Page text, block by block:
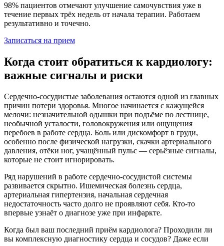
98% пациентов отмечают улучшение самочувствия уже в
течение первых трёх недель от начала терапии. Работаем
результативно и точечно.
Записаться на прием
Когда стоит обратиться к кардиологу:
важные сигналы и риски
Сердечно-сосудистые заболевания остаются одной из главных
причин потери здоровья. Многое начинается с кажущейся
мелочи: незначительной одышки при подъёме по лестнице,
необычной усталости, головокружения или ощущения
перебоев в работе сердца. Боль или дискомфорт в груди,
особенно после физической нагрузки, скачки артериального
давления, отёки ног, учащённый пульс — серьёзные сигналы,
которые не стоит игнорировать.
Ряд нарушений в работе сердечно-сосудистой системы
развивается скрытно. Ишемическая болезнь сердца,
артериальная гипертензия, начальная сердечная
недостаточность часто долго не проявляют себя. Кто-то
впервые узнаёт о диагнозе уже при инфаркте.
Когда был ваш последний приём кардиолога? Проходили ли
вы комплексную диагностику сердца и сосудов? Даже если